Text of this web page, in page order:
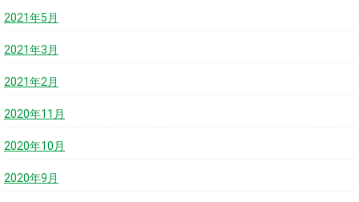
2021年5月
2021年3月
2021年2月
2020年11月
2020年10月
2020年9月